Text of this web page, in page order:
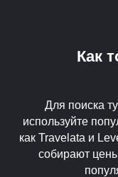
Как
Для поиска
используйте
как Travelata и
собирают